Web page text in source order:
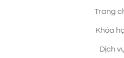
Trang
Khóa
Dịch